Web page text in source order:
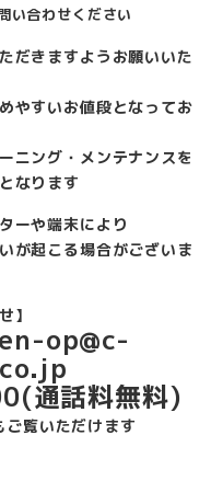
い合わせください
だきますようお願いいた
やすいお値段となってお
ニング・メンテナンスを
なります
ーや端末により
が起こる場合がございま
】
op@c-
通話料無料)
覧いただけます